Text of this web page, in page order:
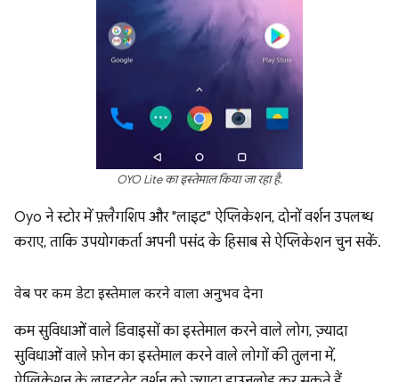
OYO Lite का इस्तेमाल किया जा रहा है.
Oyo ने स्टोर में फ़्लैगशिप और "लाइट" ऐप्लिकेशन, दोनों वर्शन उपलब्ध
कराए, ताकि उपयोगकर्ता अपनी पसंद के हिसाब से ऐप्लिकेशन चुन सकें.
वेब पर कम डेटा इस्तेमाल करने वाला अनुभव देना
कम सुविधाओं वाले डिवाइसों का इस्तेमाल करने वाले लोग, ज़्यादा
सुविधाओं वाले फ़ोन का इस्तेमाल करने वाले लोगों की तुलना में,